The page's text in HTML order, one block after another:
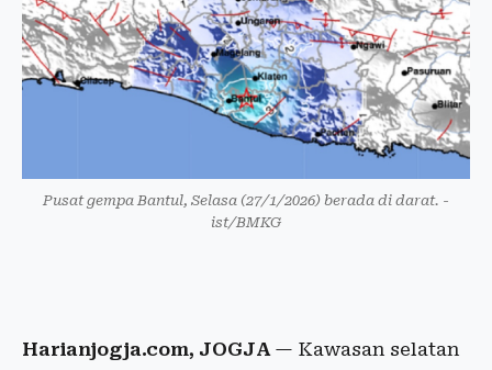
Pusat gempa Bantul, Selasa (27/1/2026) berada di darat. -
ist/BMKG
Harianjogja.com, JOGJA— Kawasan selatan